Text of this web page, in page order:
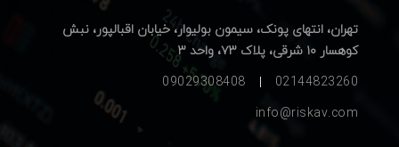
تهران، انتهای پونک، سیمون بولیوار، خیابان اقبالپور، نبش
کوهسار ۱۰ شرقی، پلاک ۷۳، واحد ۳
02144823260
09029308408
info@riskav.com